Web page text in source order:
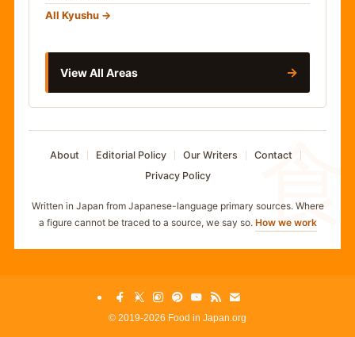
食
All Kyushu
View All Areas →
About Editorial Policy Our Writers
Contact
Privacy Policy
Written in Japan from Japanese-language primary sources. Where
a figure cannot be traced to a source, we say so. How we work
© 2019-2026 Food in Japan.org